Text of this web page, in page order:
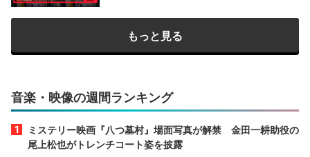
もっと見る
音楽・映像の週間ランキング
ミステリー映画『八つ墓村』場面写真が解禁 金田一耕助役の
尾上松也がトレンチコート姿を披露